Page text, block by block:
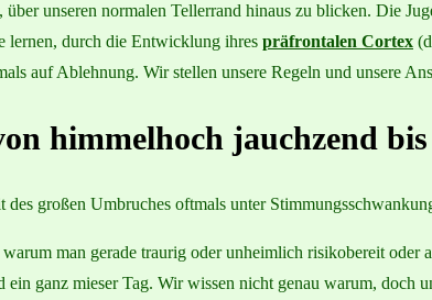
unseren normalen Tellerrand hinaus zu blicken. Die
lernen, durch die Entwicklung ihres präfrontalen Cortex
auf Ablehnung. Wir stellen unsere Regeln und unsere
himmelhoch jauchzend
großen Umbruches oftmals unter
man gerade traurig oder unheimlich risikobereit
ganz mieser Tag. Wir wissen nicht genau warum, doch